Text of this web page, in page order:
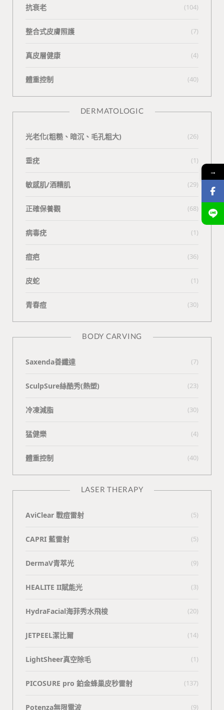
抗衰老 (104)
整合式皮膚照護 (7)
真皮層健康 (4)
體重控制 (40)
DERMATOLOGIC
光老化(粗糙、暗沉、毛孔粗大) (26)
垂疣 (1)
敏感肌/酒糟肌 (29)
正確保養觀 (68)
病毒疣 (1)
痘疤 (36)
皮蛇 (1)
青春痘 (30)
BODY CARVING
Saxenda善纖達 (7)
SculpSure絲酷秀(熱塑) (23)
冷凍減脂 (30)
猛健樂 (4)
體重控制 (40)
LASER THERAPY
AviClear 戰痘雷射 (5)
CAPRI 藍雷射 (5)
DermaV青萃光 (9)
HEALITE II賦能光 (3)
HydraFacial海菲秀水飛梭 (20)
JETPEEL潔比爾 (14)
LightSheer真空除毛 (1)
PICOSURE pro 鉑金蜂巢皮秒雷射 (137)
Potenza無限電波 (9)
→